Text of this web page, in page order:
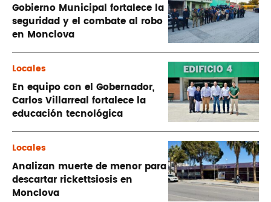
Gobierno Municipal fortalece la
seguridad y el combate al robo
en Monclova
Locales
En equipo con el Gobernador,
Carlos Villarreal fortalece la
educación tecnológica
Locales
Analizan muerte de menor para
descartar rickettsiosis en
Monclova